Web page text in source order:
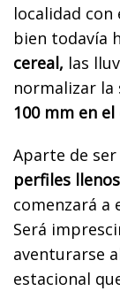
localidad
bien todavía
cereal, las
normalizar
100 mm en
Aparte de
perfiles
comenzará a
Será
aventurarse
estacional